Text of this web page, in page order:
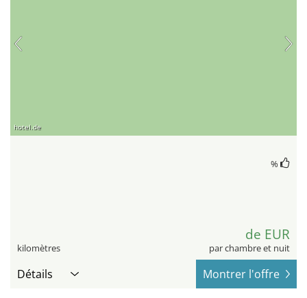
hotel.de
%
kilomètres
de EUR
par chambre et nuit
Détails Montrer l'offre